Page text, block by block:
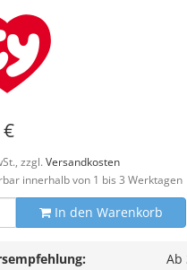
zzgl. Versandkosten
innerhalb von 1 bis 3 Werktagen
In den Warenkorb
Ab